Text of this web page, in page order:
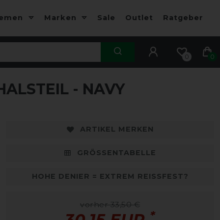
Marken Sale Outlet Ratgeber
0 0
- NAVY
ARTIKEL MERKEN
GRÖSSENTABELLE
HOHE DENIER = EXTREM REISSFEST?
vorher 33,50 €
*